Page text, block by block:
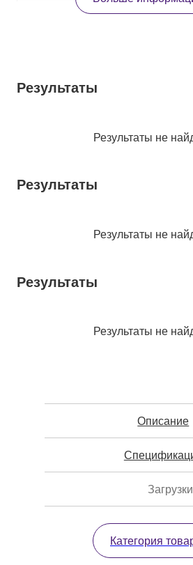
Результаты
Результаты не
Результаты
Результаты не
Результаты
Результаты не
Описание
Загрузки
Категория